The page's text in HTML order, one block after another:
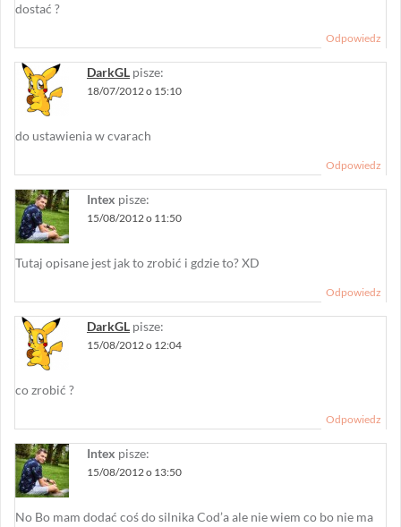
dostać ?
Odpowiedz
DarkGL pisze:
18/07/2012 o 15:10
do ustawienia w cvarach
Odpowiedz
Intex pisze:
15/08/2012 o 11:50
Tutaj opisane jest jak to zrobić i gdzie to? XD
Odpowiedz
DarkGL pisze:
15/08/2012 o 12:04
co zrobić ?
Odpowiedz
Intex pisze:
15/08/2012 o 13:50
No Bo mam dodać coś do silnika Cod’a ale nie wiem co bo nie ma